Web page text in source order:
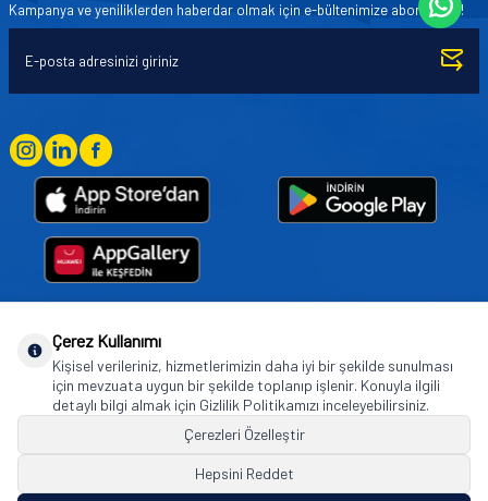
Kampanya ve yeniliklerden haberdar olmak için e-bültenimize abone olun!
Goodyear (and Winged Foot Design) are trademarks of or licensed to The Goodyear
Tire & Rubber Company used under license by Basbug Group Company,
Istanbul/Türkiye. © 2026 The Goodyear Tire & Rubber Company.
Çerez Kullanımı
Kişisel verileriniz, hizmetlerimizin daha iyi bir şekilde sunulması
için mevzuata uygun bir şekilde toplanıp işlenir. Konuyla ilgili
detaylı bilgi almak için Gizlilik Politikamızı inceleyebilirsiniz.
Çerezleri Özelleştir
Hepsini Reddet